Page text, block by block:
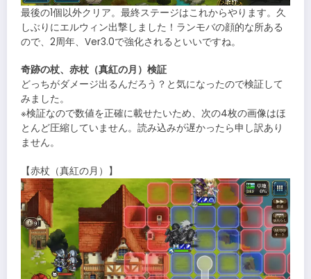
最後の1個以外クリア。最終ステージはこれからやります。久
しぶりにエルウィン出撃しました！ランモバの顔的な所ある
ので、2周年、Ver3.0で強化されるといいですね。
奇跡の杖、赤杖（真紅の月）検証
どっちがダメージ出るんだろう？と気になったので検証して
みました。
※検証なので数値を正確に載せたいため、次の4枚の画像はほ
とんど圧縮していません。読み込みが遅かったら申し訳あり
ません。
【赤杖（真紅の月）】